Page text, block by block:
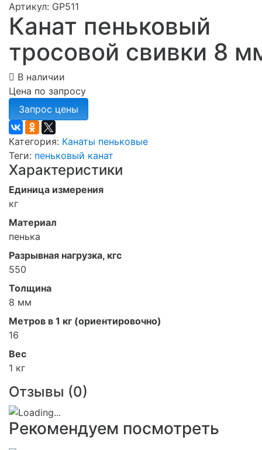
Артикул: GP511
Канат пеньковый
тросовой свивки 8
В наличии
Цена по запросу
Категория: Канаты пеньковые
Теги: пеньковый канат
Характеристики
Единица измерения
кг
Материал
пенька
Разрывная нагрузка, кгс
550
Толщина
8 мм
Метров в 1 кг (ориентировочно)
16
Вес
1 кг
Отзывы (0)
Рекомендуем посмотреть